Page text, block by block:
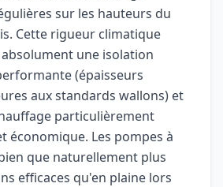
sur les hauteurs du
Cette rigueur climatique
une isolation
(épaisseurs
aux standards wallons) et
particulièrement
économique. Les pompes à
que naturellement plus
efficaces qu'en plaine lors